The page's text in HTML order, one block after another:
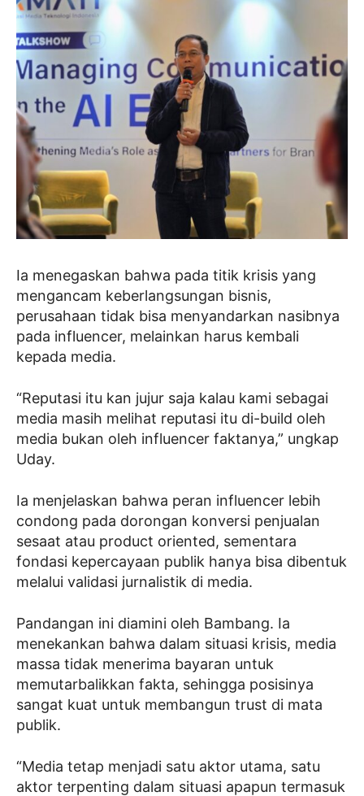
Ia menegaskan bahwa pada titik krisis yang
mengancam keberlangsungan bisnis,
perusahaan tidak bisa menyandarkan nasibnya
pada influencer, melainkan harus kembali
kepada media.
“Reputasi itu kan jujur saja kalau kami sebagai
media masih melihat reputasi itu di-build oleh
media bukan oleh influencer faktanya,” ungkap
Uday.
Ia menjelaskan bahwa peran influencer lebih
condong pada dorongan konversi penjualan
sesaat atau product oriented, sementara
fondasi kepercayaan publik hanya bisa dibentuk
melalui validasi jurnalistik di media.
Pandangan ini diamini oleh Bambang. Ia
menekankan bahwa dalam situasi krisis, media
massa tidak menerima bayaran untuk
memutarbalikkan fakta, sehingga posisinya
sangat kuat untuk membangun trust di mata
publik.
“Media tetap menjadi satu aktor utama, satu
aktor terpenting dalam situasi apapun termasuk